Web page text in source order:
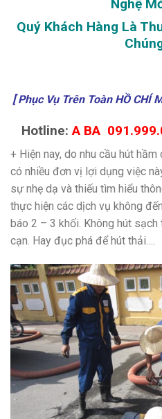
Nghệ
Quý Khách Hàng Là
[ Phục Vụ Trên Toàn HỒ CHÍ
Hotline:A BA
+ Hiện nay, do nhu cầu hút
có nhiều đơn vị lợi dụng việc
sự nhẹ dạ và thiếu tìm hiểu
thực hiện các dịch vụ không
báo 2 – 3 khối. Không hút
cạn. Hay đục phá để hút thải….